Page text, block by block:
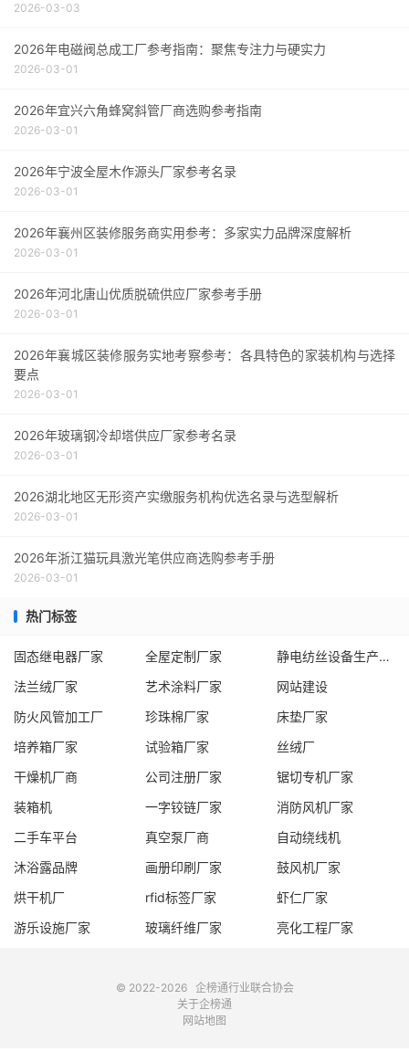
2026-03-03
2026年电磁阀总成工厂参考指南：聚焦专注力与硬实力
2026-03-01
2026年宜兴六角蜂窝斜管厂商选购参考指南
2026-03-01
2026年宁波全屋木作源头厂家参考名录
2026-03-01
2026年襄州区装修服务商实用参考：多家实力品牌深度解析
2026-03-01
2026年河北唐山优质脱硫供应厂家参考手册
2026-03-01
2026年襄城区装修服务实地考察参考：各具特色的家装机构与选择
要点
2026-03-01
2026年玻璃钢冷却塔供应厂家参考名录
2026-03-01
2026湖北地区无形资产实缴服务机构优选名录与选型解析
2026-03-01
2026年浙江猫玩具激光笔供应商选购参考手册
2026-03-01
热门标签
固态继电器厂家 全屋定制厂家
静电纺丝设备生产线厂家
法兰绒厂家
艺术涂料厂家
网站建设
防火风管加工厂
珍珠棉厂家
床垫厂家
培养箱厂家
试验箱厂家
丝绒厂
干燥机厂商
公司注册厂家
锯切专机厂家
装箱机
一字铰链厂家
消防风机厂家
二手车平台
真空泵厂商
自动绕线机
沐浴露品牌
画册印刷厂家
鼓风机厂家
烘干机厂
rfid标签厂家
虾仁厂家
游乐设施厂家
玻璃纤维厂家 亮化工程厂家
© 2022-2026 企榜通行业联合协会
关于企榜通
网站地图